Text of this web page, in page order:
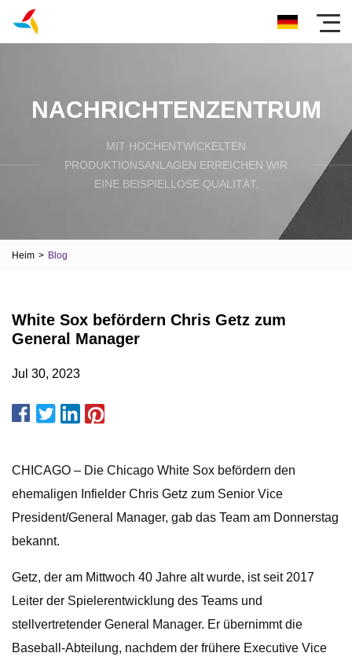
NACHRICHTENZENTRUM
MIT HOCHENTWICKELTEN
PRODUKTIONSANLAGEN ERREICHEN WIR
EINE BEISPIELLOSE QUALITÄT.
Heim > Blog
White Sox befördern Chris Getz zum
General Manager
Jul 30, 2023
CHICAGO – Die Chicago White Sox befördern den
ehemaligen Infielder Chris Getz zum Senior Vice
President/General Manager, gab das Team am Donnerstag
bekannt.
Getz, der am Mittwoch 40 Jahre alt wurde, ist seit 2017
Leiter der Spielerentwicklung des Teams und
stellvertretender General Manager. Er übernimmt die
Baseball-Abteilung, nachdem der frühere Executive Vice